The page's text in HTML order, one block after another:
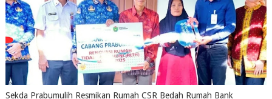
Sekda Prabumulih Resmikan Rumah CSR Bedah Rumah Bank